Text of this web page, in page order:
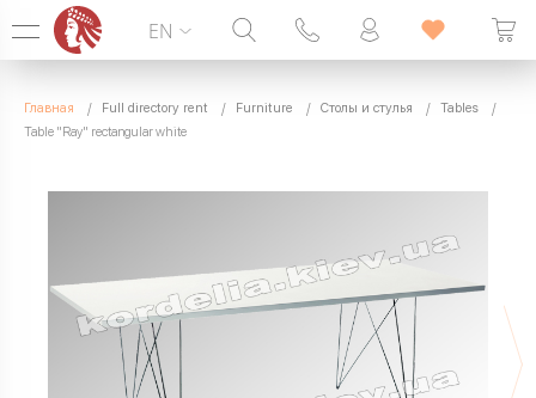
099 338 00 22
SEVEN DAYS A WEEK
EN
Главная Full directory rent Furniture Столы и стулья
Tables
Table "Ray" rectangular white